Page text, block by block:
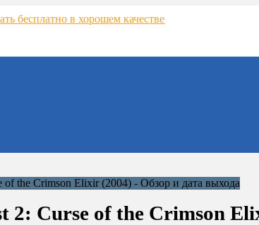
2: Curse of the Crimson